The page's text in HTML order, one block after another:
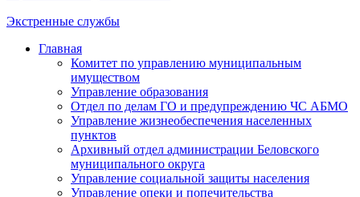
Экстренные службы
Главная
Комитет по управлению муниципальным
имуществом
Управление образования
Отдел по делам ГО и предупреждению ЧС АБМО
Управление жизнеобеспечения населенных
пунктов
Архивный отдел администрации Беловского
муниципального округа
Управление социальной защиты населения
Управление опеки и попечительства